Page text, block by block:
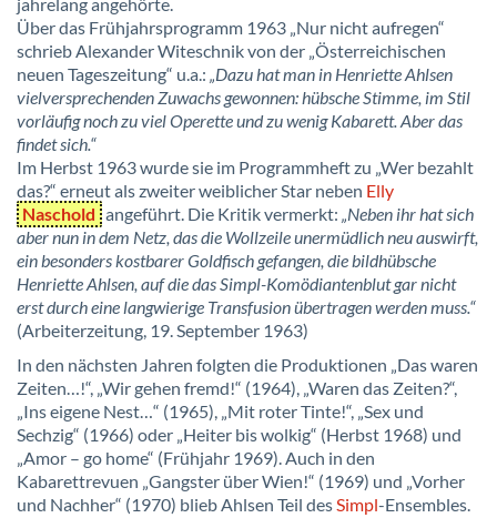
Über das Frühjahrsprogramm 1963 „Nur nicht aufregen“
schrieb Alexander Witeschnik von der „Österreichischen
neuen Tageszeitung“ u.a.: „Dazu hat man in Henriette Ahlsen
vielversprechenden Zuwachs gewonnen: hübsche Stimme, im Stil
vorläufig noch zu viel Operette und zu wenig Kabarett. Aber das
findet sich.“
Im Herbst 1963 wurde sie im Programmheft zu „Wer bezahlt
das?“ erneut als zweiter weiblicher Star neben Elly
Naschold angeführt. Die Kritik vermerkt: „Neben ihr hat sich
aber nun in dem Netz, das die Wollzeile unermüdlich neu auswirft,
ein besonders kostbarer Goldfisch gefangen, die bildhübsche
Henriette Ahlsen, auf die das Simpl-Komödiantenblut gar nicht
erst durch eine langwierige Transfusion übertragen werden muss.“
(Arbeiterzeitung, 19. September 1963)
In den nächsten Jahren folgten die Produktionen „Das waren
Zeiten…!“, „Wir gehen fremd!“ (1964), „Waren das Zeiten?“,
„Ins eigene Nest…“ (1965), „Mit roter Tinte!“, „Sex und
Sechzig“ (1966) oder „Heiter bis wolkig“ (Herbst 1968) und
„Amor – go home“ (Frühjahr 1969). Auch in den
Kabarettrevuen „Gangster über Wien!“ (1969) und „Vorher
und Nachher“ (1970) blieb Ahlsen Teil desSimpl-Ensembles.